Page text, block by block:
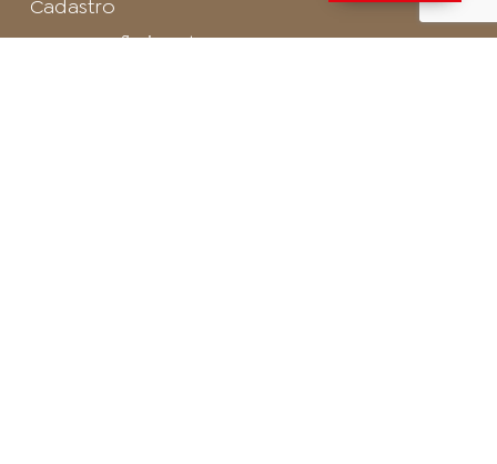
Cadastro
SAC - Profissional